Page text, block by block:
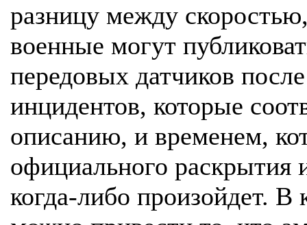
разницу между
военные могут
передовых датчиков
инцидентов, которые
описанию, и временем,
официального
когда-либо произойдет. В